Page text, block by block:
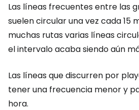
Las líneas frecuentes entre las
suelen circular una vez cada 15
muchas rutas varias líneas
el intervalo acaba siendo aún
Las líneas que discurren por
tener una frecuencia menor y
hora.